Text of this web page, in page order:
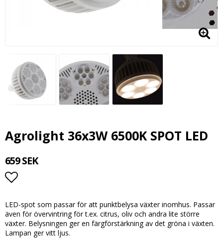
Agrolight 36x3W 6500K SPOT LED
659 SEK
LED-spot som passar för att punktbelysa växter inomhus. Passar
även för övervintring för t.ex. citrus, oliv och andra lite större
växter. Belysningen ger en färgförstärkning av det gröna i växten.
Lampan ger vitt ljus.